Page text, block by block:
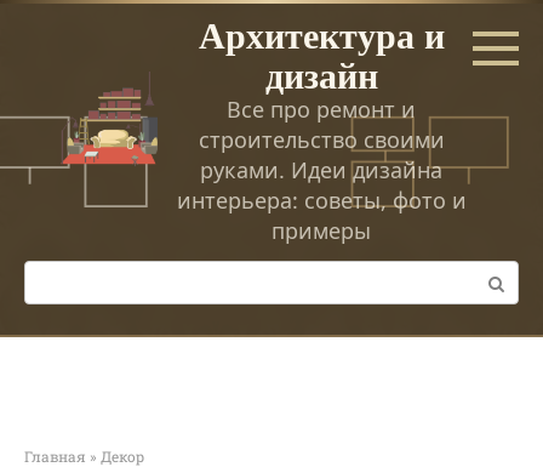
Перейти
Архитектура и
дизайн
Все про ремонт и
строительство своими
руками. Идеи дизайна
интерьера: советы, фото и
примеры
Поиск:
Главная » Декор